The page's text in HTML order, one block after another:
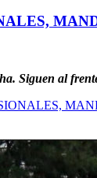
Siguen al